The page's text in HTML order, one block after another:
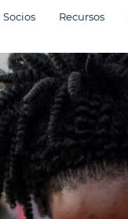
Socios Recursos